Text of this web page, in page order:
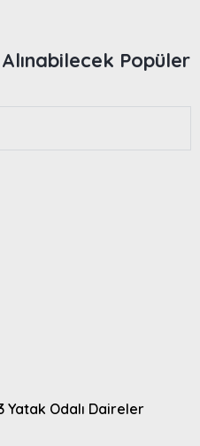
Popüler
Yatak Odalı Daireler